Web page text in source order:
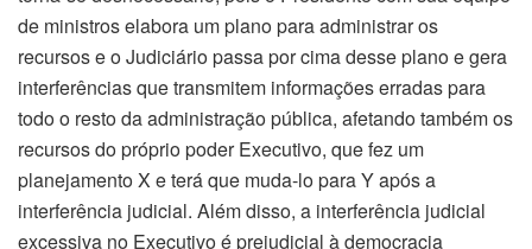
de ministros elabora um plano para administrar os
recursos e o Judiciário passa por cima desse plano e gera
interferências que transmitem informações erradas para
todo o resto da administração pública, afetando também os
recursos do próprio poder Executivo, que fez um
planejamento X e terá que muda-lo para Y após a
interferência judicial. Além disso, a interferência judicial
excessiva no Executivo é prejudicial à democracia